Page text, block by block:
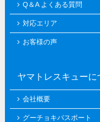
Q＆A よくある質問
対応エリア
お客様の声
ヤマトレスキューに
会社概要
グーチョキパスポート